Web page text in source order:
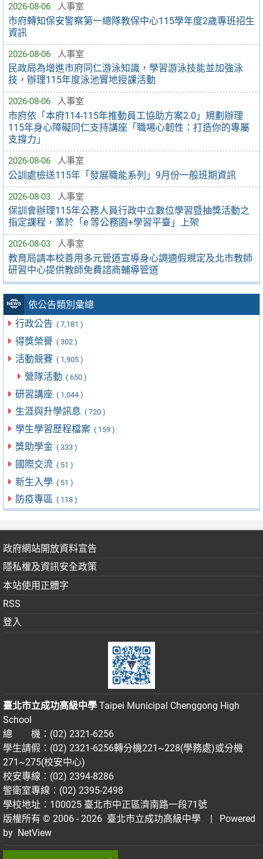
2026-08-06 人事室
市府轉知保安警察第一總隊教保中心115學年度2歲專班招生
資訊
2026-08-06 人事室
民政局為增進市府同仁游泳知識，學習游泳技能並加強泳
技，辦理115年度泳池實地授課活動
2026-08-06 人事室
市府依「本府114-115年推動員工協助方案2.0」規劃辦理
115年身心障礙同仁支持講座「職場心韌性：打造你的專屬
支撐力」
2026-08-06 人事室
公訓處檢送115年「發展職能系列」9月份一般班期資訊
2026-08-03 人事室
保訓會辦理115年公務人員行政中立數位學習暨抽獎活動之
指定課程，業於「e 等公務園+學習平臺」上架
2026-08-03 人事室
教育局請本校善用多元管道宣導身心調適假規定及北市教師
研習中心提供教師免費諮商輔導管道
依公告類別彙總
行政公告 ( 7,181 )
得獎榮譽 ( 302 )
活動競賽 ( 1,905 )
營隊活動 ( 650 )
研習講座 ( 1,044 )
生涯與升學訊息 ( 720 )
學生學習歷程檔案 ( 159 )
獎助學金 ( 333 )
國際交流 ( 51 )
新生入學 ( 51 )
防疫專區 ( 118 )
政府網站開放資料宣告
隱私權及資訊安全政策
本站使用正體字
RSS
登入
臺北市立成功高級中學 Taipei Municipal Chenggong High
School
總 機：(02) 2321-6256
學生請假：(02) 2321-6256轉分機221~228(學務處)或分機
271~275(校安中心)
校安專線：(02) 2394-8286
警衛室專線：(02) 2395-2498
學校地址：100025 臺北市中正區濟南路一段71號
版權所有 © 2006 - 2026 臺北市立成功高級中學
| Powered
by NetView